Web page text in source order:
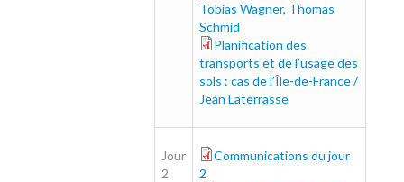
Tobias Wagner, Thomas
Schmid
planification_0.pdf
Planification des
transports et de l’usage des
sols : cas de l’Île-de-France /
Jean Laterrasse
Jour
2
part2_0.pdf
Communications du jour
2